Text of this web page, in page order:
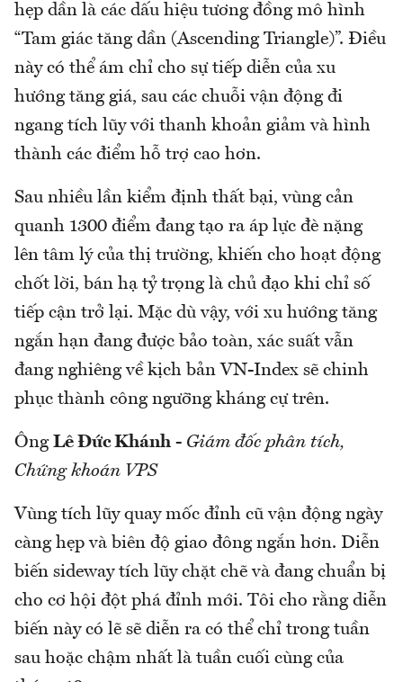
hẹp dần là các dấu hiệu tương đồng mô hình
“Tam giác tăng dần (Ascending Triangle)”. Điều
này có thể ám chỉ cho sự tiếp diễn của xu
hướng tăng giá, sau các chuỗi vận động đi
ngang tích lũy với thanh khoản giảm và hình
thành các điểm hỗ trợ cao hơn.
Sau nhiều lần kiểm định thất bại, vùng cản
quanh 1300 điểm đang tạo ra áp lực đè nặng
lên tâm lý của thị trường, khiến cho hoạt động
chốt lời, bán hạ tỷ trọng là chủ đạo khi chỉ số
tiếp cận trở lại. Mặc dù vậy, với xu hướng tăng
ngắn hạn đang được bảo toàn, xác suất vẫn
đang nghiêng về kịch bản VN-Index sẽ chinh
phục thành công ngưỡng kháng cự trên.
Ông Lê Đức Khánh - Giám đốc phân tích,
Chứng khoán VPS
Vùng tích lũy quay mốc đỉnh cũ vận động ngày
càng hẹp và biên độ giao đông ngắn hơn. Diễn
biến sideway tích lũy chặt chẽ và đang chuẩn bị
cho cơ hội đột phá đỉnh mới. Tôi cho rằng diễn
biến này có lẽ sẽ diễn ra có thể chỉ trong tuần
sau hoặc chậm nhất là tuần cuối cùng của